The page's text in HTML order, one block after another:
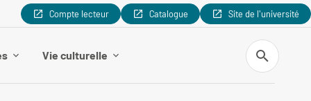
Compte lecteur Catalogue Site de l'université
Vie culturelle
Recherche